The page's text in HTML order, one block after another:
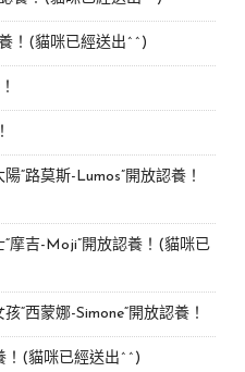
！(貓咪已經送出^^)
“路莫斯-Lumos”開放認養！
摩吉-Moji”開放認養！(貓咪已
“西蒙娜-Simone“開放認養！
！(貓咪已經送出^^)